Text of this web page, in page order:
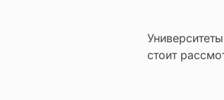
стоит